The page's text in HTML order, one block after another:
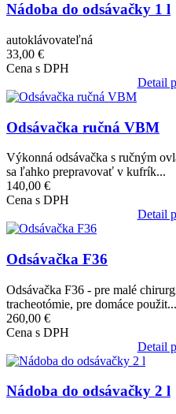
Nádoba do odsávačky 1 l
autoklávovateľná
33,00 €
Cena s DPH
Detail
Obrázok
Odsávačka ručná VBM
Výkonná odsávačka s ručným
sa ľahko prepravovať v kufrík...
140,00 €
Cena s DPH
Detail
Obrázok
Odsávačka F36
Odsávačka F36 - pre malé
tracheotómie, pre domáce použit...
260,00 €
Cena s DPH
Detail
Obrázok
Nádoba do odsávačky 2 l